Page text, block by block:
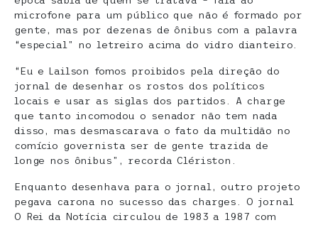
microfone para um público que não é formado por
gente, mas por dezenas de ônibus com a palavra
“especial” no letreiro acima do vidro dianteiro.
“Eu e Lailson fomos proibidos pela direção do
jornal de desenhar os rostos dos políticos
locais e usar as siglas dos partidos. A charge
que tanto incomodou o senador não tem nada
disso, mas desmascarava o fato da multidão no
comício governista ser de gente trazida de
longe nos ônibus”, recorda Clériston.
Enquanto desenhava para o jornal, outro projeto
pegava carona no sucesso das charges. O jornal
O Rei da Notícia circulou de 1983 a 1987 com